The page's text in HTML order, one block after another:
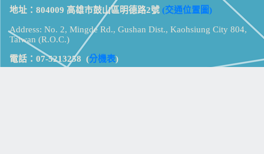
地址：804009 高雄市鼓山區明德路2號 (交通位置圖)
Address: No. 2, Mingde Rd., Gushan Dist., Kaohsiung City 804,
Taiwan (R.O.C.)
電話：07-5213258 (分機表)